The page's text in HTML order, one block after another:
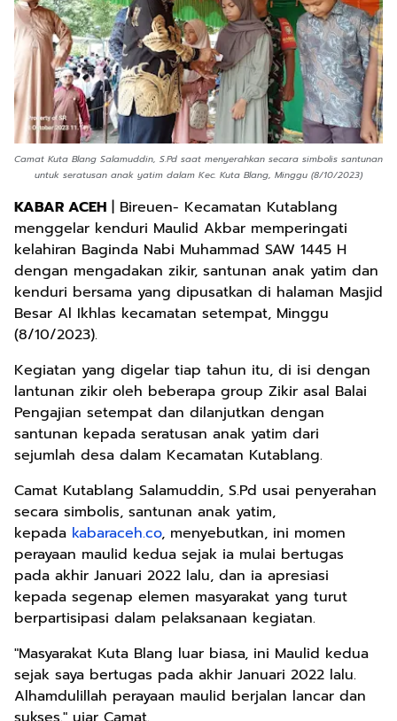
Camat Kuta Blang Salamuddin, S.Pd saat menyerahkan secara simbolis santunan
untuk seratusan anak yatim dalam Kec. Kuta Blang, Minggu (8/10/2023)
KABAR ACEH | Bireuen- Kecamatan Kutablang
menggelar kenduri Maulid Akbar memperingati
kelahiran Baginda Nabi Muhammad SAW 1445 H
dengan mengadakan zikir, santunan anak yatim dan
kenduri bersama yang dipusatkan di halaman Masjid
Besar Al Ikhlas kecamatan setempat, Minggu
(8/10/2023).
Kegiatan yang digelar tiap tahun itu, di isi dengan
lantunan zikir oleh beberapa group Zikir asal Balai
Pengajian setempat dan dilanjutkan dengan
santunan kepada seratusan anak yatim dari
sejumlah desa dalam Kecamatan Kutablang.
Camat Kutablang Salamuddin, S.Pd usai penyerahan
secara simbolis, santunan anak yatim,
kepada kabaraceh.co, menyebutkan, ini momen
perayaan maulid kedua sejak ia mulai bertugas
pada akhir Januari 2022 lalu, dan ia apresiasi
kepada segenap elemen masyarakat yang turut
berpartisipasi dalam pelaksanaan kegiatan.
"Masyarakat Kuta Blang luar biasa, ini Maulid kedua
sejak saya bertugas pada akhir Januari 2022 lalu.
Alhamdulillah perayaan maulid berjalan lancar dan